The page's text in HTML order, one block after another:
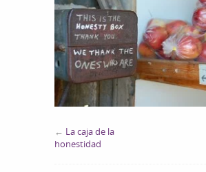
← La caja de la
honestidad